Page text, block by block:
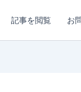
記事を閲覧 お